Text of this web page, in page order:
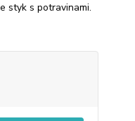
styk s potravinami.